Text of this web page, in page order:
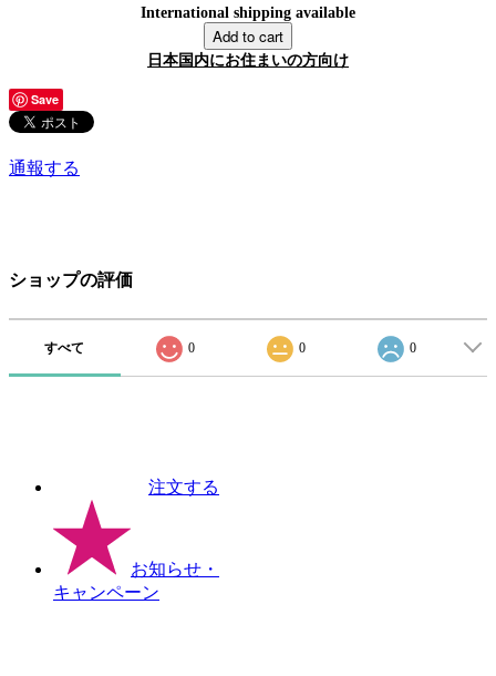
International shipping available
Add to cart
日本国内にお住まいの方向け
Save
通報する
ショップの評価
すべて 0 0 0
注文する
お知らせ ・
キャンペーン